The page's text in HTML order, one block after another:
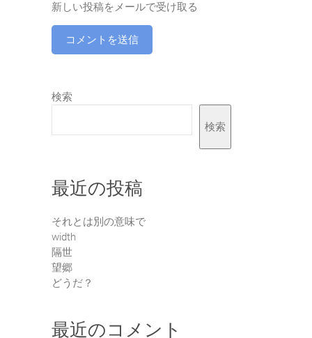
新しい投稿をメールで受け取る
検索
検索
最近の投稿
それとは別の意味で
width
隔世
望郷
どうだ？
最近のコメント